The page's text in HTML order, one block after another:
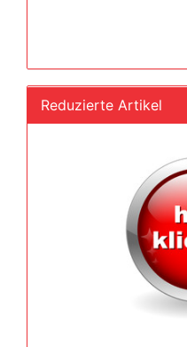
Reduzierte Artikel